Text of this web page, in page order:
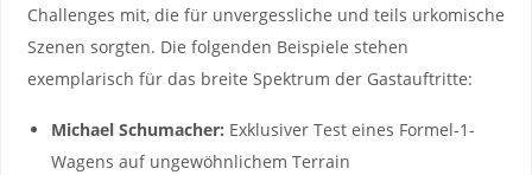
Challenges⁢ mit, die für​ unvergessliche und ​teils urkomische
Szenen sorgten. Die‌ folgenden Beispiele stehen
exemplarisch für ⁣das breite Spektrum der Gastauftritte:
Michael Schumacher: Exklusiver‍ Test eines Formel-1-
Wagens auf ungewöhnlichem Terrain